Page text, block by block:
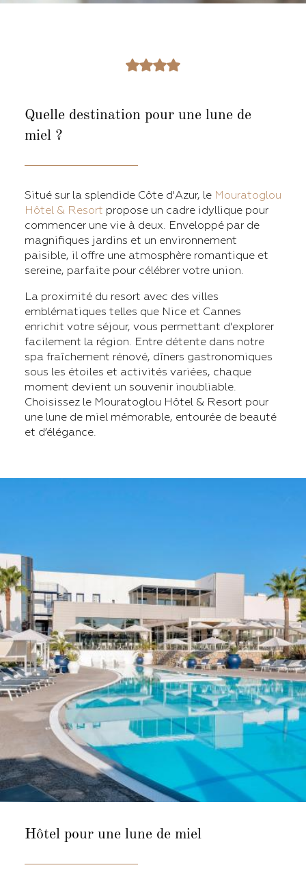
Quelle destination pour une lune de
miel ?
Situé sur la splendide Côte d'Azur, le Mouratoglou
Hôtel & Resort propose un cadre idyllique pour
commencer une vie à deux. Enveloppé par de
magnifiques jardins et un environnement
paisible, il offre une atmosphère romantique et
sereine, parfaite pour célébrer votre union.
La proximité du resort avec des villes
emblématiques telles que Nice et Cannes
enrichit votre séjour, vous permettant d'explorer
facilement la région. Entre détente dans notre
spa fraîchement rénové, dîners gastronomiques
sous les étoiles et activités variées, chaque
moment devient un souvenir inoubliable.
Choisissez le Mouratoglou Hôtel & Resort pour
une lune de miel mémorable, entourée de beauté
et d’élégance.
Hôtel pour une lune de miel